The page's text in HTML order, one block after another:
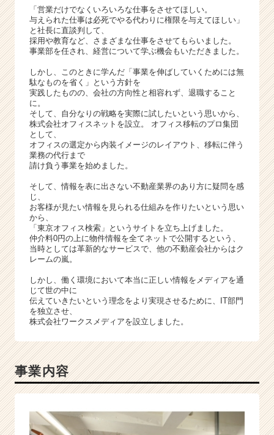
（C
h
e
e
r
C
a
r
e
e
「営業だけでなくいろいろな仕事をさせてほしい。
与えられた仕事は必死でやる代わりに権限を与えてほしい」
と社長に直談判して、
採用や教育など、さまざまな仕事をさせてもらいました。
事業部を任され、経営について学ぶ機会もいただきました。
しかし、このときに学んだ「事業を伸ばしていくためには無
駄なものを省く」という方針を
実践したものの、会社の方向性と相容れず、退職すること
に。
そして、自分なりの戦略を実際に試したいという思いから、
株式会社オフィスネットを設立。 オフィス移転のプロ集団
として、
オフィスの選定から内装イメージのレイアウト、移転に伴う
業務の代行まで
請け負う事業を始めました。
そして、情報を表に出さない不動産業界のあり方に疑問を感
じ、
お客様が見たい情報を見られる仕組みを作りたいという思い
から、
「東京オフィス検索」というサイトを立ち上げました。
仲介料0円の上に物件情報を全てネットで公開するという、
当時としては革新的なサービスで、他の不動産会社からはク
レームの嵐。
しかし、働く環境において本当に正しい情報をメディアを通
じて世の中に
伝えていきたいという理念をより実現させるために、IT部門
を独立させ、
株式会社ワークスメディアを設立しました。
事業内容